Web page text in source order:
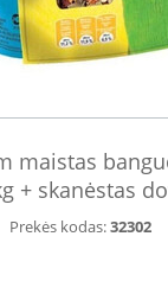
maistas
+ skanėstas
Prekės kodas:32302